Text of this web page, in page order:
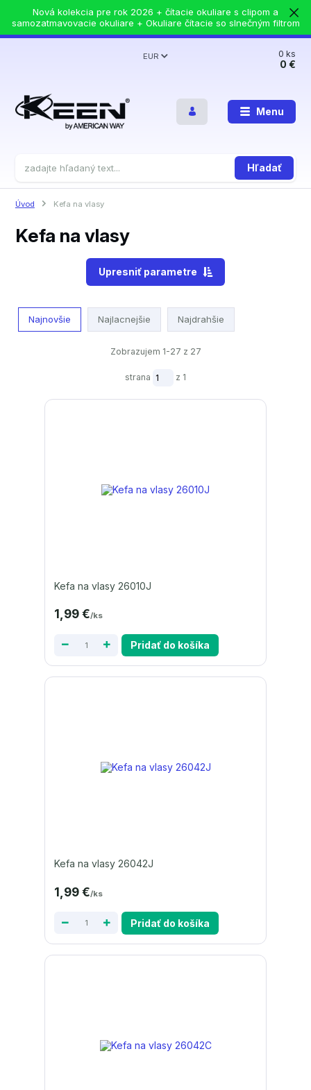
Nová kolekcia pre rok 2026 + čítacie okuliare s clipom a
samozatmavovacie okuliare + Okuliare čítacie so slnečným filtrom
Menu
EUR
Hľadať
0ks
0 €
Úvod Kefa na vlasy
Kefa na vlasy
Upresniť parametre
Najnovšie Najlacnejšie Najdrahšie
Zobrazujem 1-27 z 27
strana z 1
Kefa na vlasy 26010J
1,99 €/ks
Pridať do košíka
Kefa na vlasy 26042J
1,99 €/ks
Pridať do košíka